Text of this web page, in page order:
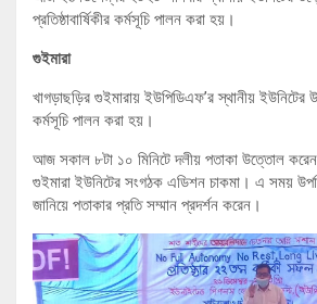
প্রতিষ্ঠাবার্ষিকীর কর্মসূচি পালন করা হয়।
গুইমারা
খাগড়াছড়ির গুইমারায় ইউপিডিএফ’র স্থানীয় ইউনিটের
কর্মসূচি পালন করা হয়।
আজ সকাল ৮টা ১০ মিনিটে দলীয় পতাকা উত্তোল করেন
গুইমারা ইউনিটের সংগঠক এডিশন চাকমা। এ সময়
জানিয়ে পতাকার প্রতি সম্মান প্রদর্শন করেন।